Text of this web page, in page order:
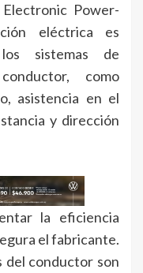
Power-
eléctrica es
sistemas de
como
asistencia en el
y dirección
la eficiencia
el fabricante.
del conductor son